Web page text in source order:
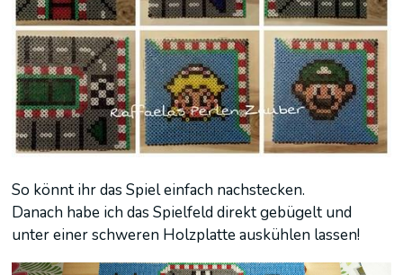
So könnt ihr das Spiel einfach nachstecken.
Danach habe ich das Spielfeld direkt gebügelt und
unter einer schweren Holzplatte auskühlen lassen!